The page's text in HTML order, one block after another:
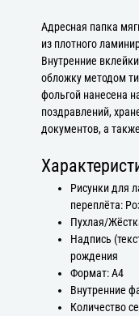
Адресная папка
из плотного
Внутренние
обложку методом
фольгой нанесена
поздравлений,
документов, а
Рисунки для
переплёта:
Пухлая/
Надпись
рождения
Формат: А4
Внутренние
Количество